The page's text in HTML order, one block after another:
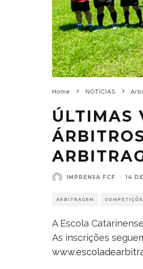
Home NOTÍCIAS
ÚLTIMAS
IMPRENSA FCF · 14
ARBITRAGEM
A Escola
As inscrições